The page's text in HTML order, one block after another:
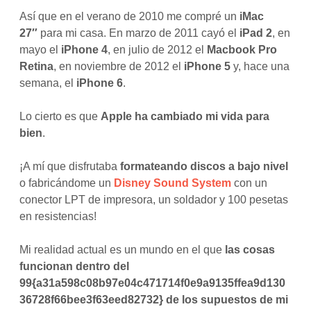
Así que en el verano de 2010 me compré un iMac
27″ para mi casa. En marzo de 2011 cayó el iPad 2, en
mayo el iPhone 4, en julio de 2012 el
Macbook Pro
Retina, en noviembre de 2012 el iPhone 5 y, hace una
semana, el iPhone 6.
Lo cierto es que Apple ha cambiado mi vida para
bien.
¡A mí que disfrutabaformateando discos a bajo nivel
o fabricándome un Disney Sound System con un
conector LPT de impresora, un soldador y 100 pesetas
en resistencias!
Mi realidad actual es un mundo en el que las cosas
funcionan dentro del
99{a31a598c08b97e04c471714f0e9a9135ffea9d130
36728f66bee3f63eed82732} de los supuestos de mi